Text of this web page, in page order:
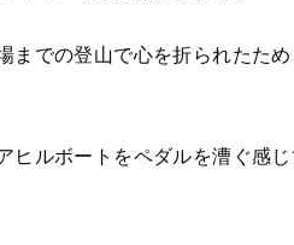
までの登山で心を折られたた
ヒルボートをペダルを漕ぐ感